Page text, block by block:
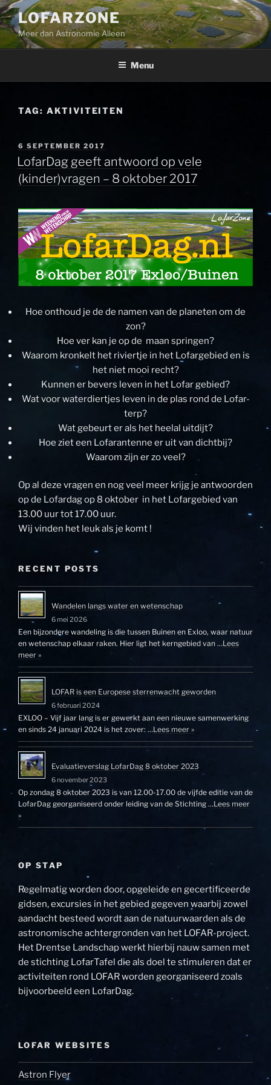
Ga
naar
de
inhoud
LOFARZONE
Meer dan Astronomie Alleen
Menu
TAG: AKTIVITEITEN
GEPLAATST
OP
6 SEPTEMBER 2017
LofarDag geeft antwoord op vele
(kinder)vragen – 8 oktober 2017
Hoe onthoud je de de namen van de planeten om de
zon?
Hoe ver kan je op de maan springen?
Waarom kronkelt het riviertje in het Lofargebied en is
het niet mooi recht?
Kunnen er bevers leven in het Lofar gebied?
Wat voor waterdiertjes leven in de plas rond de Lofar-
terp?
Wat gebeurt er als het heelal uitdijt?
Hoe ziet een Lofarantenne er uit van dichtbij?
Waarom zijn er zo veel?
Op al deze vragen en nog veel meer krijg je antwoorden
op de Lofardag op 8 oktober in het Lofargebied van
13.00 uur tot 17.00 uur.
Wij vinden het leuk als je komt !
RECENT POSTS
Wandelen langs water en wetenschap
6 mei 2026
Een bijzondere wandeling is die tussen Buinen en Exloo, waar natuur
en wetenschap elkaar raken. Hier ligt het kerngebied van …Lees
meer »
LOFAR is een Europese sterrenwacht geworden
6 februari 2024
EXLOO – Vijf jaar lang is er gewerkt aan een nieuwe samenwerking
en sinds 24 januari 2024 is het zover: …Lees meer »
Evaluatieverslag LofarDag 8 oktober 2023
6 november 2023
Op zondag 8 oktober 2023 is van 12.00-17.00 de vijfde editie van de
LofarDag georganiseerd onder leiding van de Stichting …Lees meer
»
OP STAP
Regelmatig worden door, opgeleide en gecertificeerde
gidsen, excursies in het gebied gegeven waarbij zowel
aandacht besteed wordt aan de natuurwaarden als de
astronomische achtergronden van het LOFAR-project.
Het Drentse Landschap werkt hierbij nauw samen met
de stichting LofarTafel die als doel te stimuleren dat er
activiteiten rond LOFAR worden georganiseerd zoals
bijvoorbeeld een LofarDag.
LOFAR WEBSITES
Astron Flyer